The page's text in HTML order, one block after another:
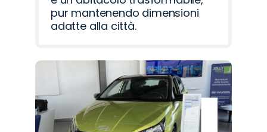
pur mantenendo dimensioni
adatte alla città.